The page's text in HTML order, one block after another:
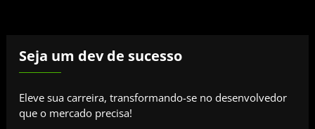
Seja um dev de sucesso
Eleve sua carreira, transformando-se no desenvolvedor
que o mercado precisa!